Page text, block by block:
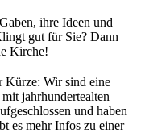
ihre Ideen und
gut für Sie? Dann
Kirche!
Kürze: Wir sind eine
jahrhundertealten
und haben
es mehr Infos zu einer